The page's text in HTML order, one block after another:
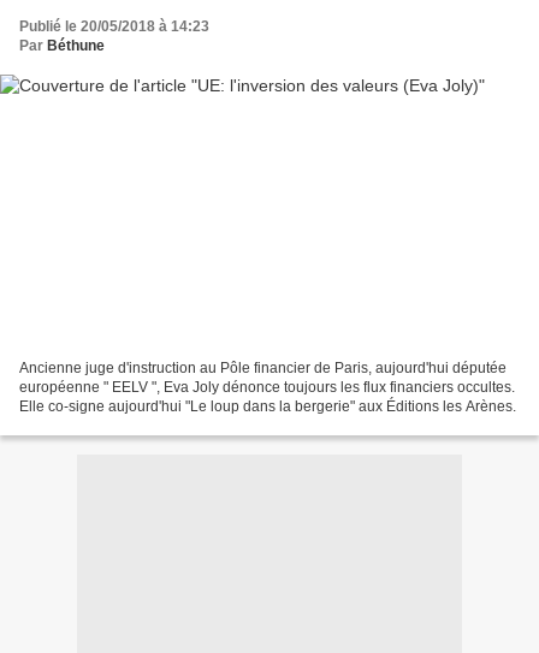
Publié le 20/05/2018 à 14:23
Par Béthune
Ancienne juge d'instruction au Pôle financier de Paris, aujourd'hui députée
européenne " EELV ", Eva Joly dénonce toujours les flux financiers occultes.
Elle co-signe aujourd'hui "Le loup dans la bergerie" aux Éditions les Arènes.